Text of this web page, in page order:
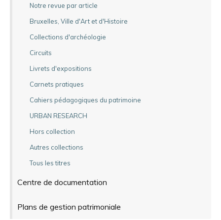
Notre revue par article
Bruxelles, Ville d'Art et d'Histoire
Collections d'archéologie
Circuits
Livrets d'expositions
Carnets pratiques
Cahiers pédagogiques du patrimoine
URBAN RESEARCH
Hors collection
Autres collections
Tous les titres
Centre de documentation
Plans de gestion patrimoniale